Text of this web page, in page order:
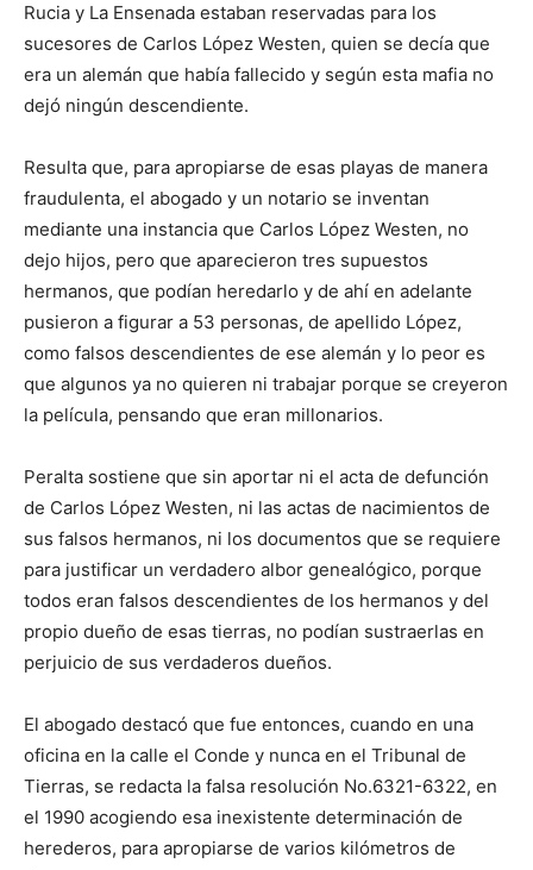
Rucia y La Ensenada estaban reservadas para los
sucesores de Carlos López Westen, quien se decía que
era un alemán que había fallecido y según esta mafia no
dejó ningún descendiente.
Resulta que, para apropiarse de esas playas de manera
fraudulenta, el abogado y un notario se inventan
mediante una instancia que Carlos López Westen, no
dejo hijos, pero que aparecieron tres supuestos
hermanos, que podían heredarlo y de ahí en adelante
pusieron a figurar a 53 personas, de apellido López,
como falsos descendientes de ese alemán y lo peor es
que algunos ya no quieren ni trabajar porque se creyeron
la película, pensando que eran millonarios.
Peralta sostiene que sin aportar ni el acta de defunción
de Carlos López Westen, ni las actas de nacimientos de
sus falsos hermanos, ni los documentos que se requiere
para justificar un verdadero albor genealógico, porque
todos eran falsos descendientes de los hermanos y del
propio dueño de esas tierras, no podían sustraerlas en
perjuicio de sus verdaderos dueños.
El abogado destacó que fue entonces, cuando en una
oficina en la calle el Conde y nunca en el Tribunal de
Tierras, se redacta la falsa resolución No.6321-6322, en
el 1990 acogiendo esa inexistente determinación de
herederos, para apropiarse de varios kilómetros de